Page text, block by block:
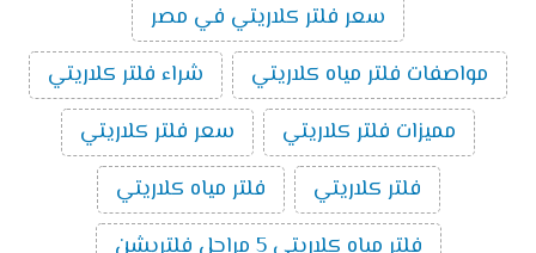
سعر فلتر كلاريتي في مصر
مواصفات فلتر مياه كلاريتي
شراء فلتر كلاريتي
مميزات فلتر كلاريتي
سعر فلتر كلاريتي
فلتر كلاريتي
فلتر مياه كلاريتي